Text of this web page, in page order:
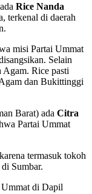
Rice Nanda
terkenal di daerah
misi Partai Ummat
Selain
Agam. Rice pasti
dan Bukittinggi
Barat) ada Citra
Partai Ummat
termasuk tokoh
Sumbar.
di Dapil